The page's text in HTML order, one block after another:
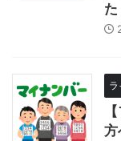
た
方